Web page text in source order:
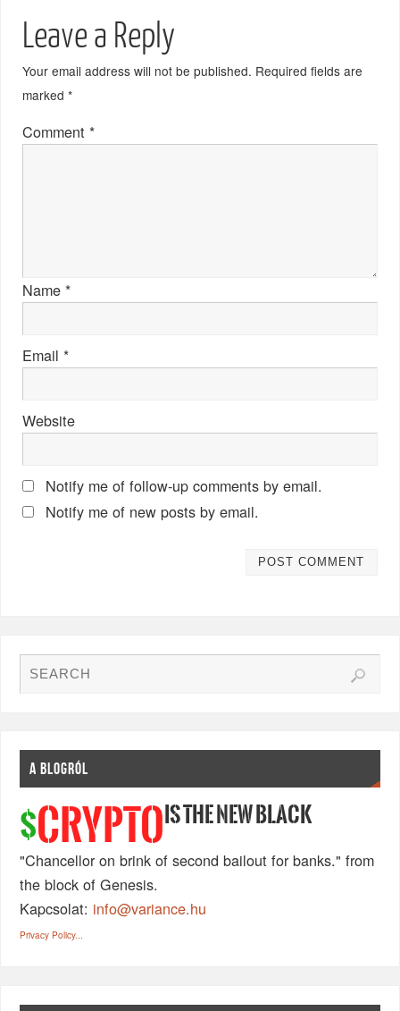
Leave a Reply
Your email address will not be published. Required fields are
marked*
Comment*
Name*
Email*
Website
Notify me of follow-up comments by email.
Notify me of new posts by email.
A BLOGRÓL
$CRYPTO IS THE NEW BLACK
"Chancellor on brink of second bailout for banks." from
the block of Genesis.
Kapcsolat: info@variance.hu
Privacy Policy...